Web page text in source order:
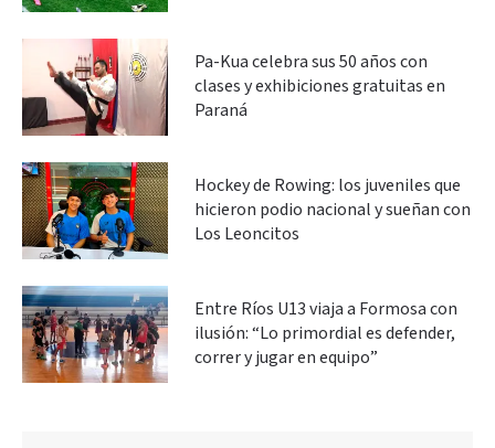
Pa-Kua celebra sus 50 años con
clases y exhibiciones gratuitas en
Paraná
Hockey de Rowing: los juveniles que
hicieron podio nacional y sueñan con
Los Leoncitos
Entre Ríos U13 viaja a Formosa con
ilusión: “Lo primordial es defender,
correr y jugar en equipo”